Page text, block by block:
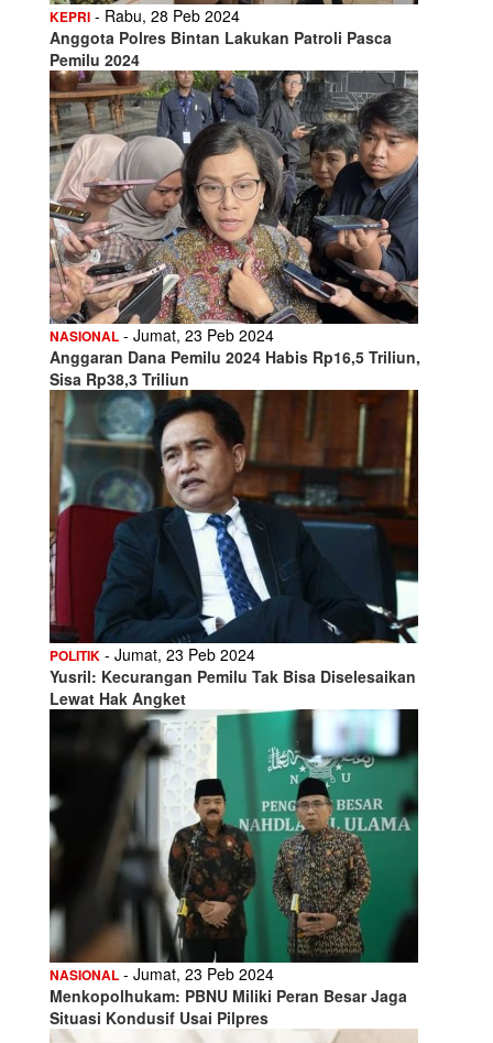
KEPRI - Rabu, 28 Peb 2024
Anggota Polres Bintan Lakukan Patroli Pasca
Pemilu 2024
NASIONAL - Jumat, 23 Peb 2024
Anggaran Dana Pemilu 2024 Habis Rp16,5 Triliun,
Sisa Rp38,3 Triliun
POLITIK - Jumat, 23 Peb 2024
Yusril: Kecurangan Pemilu Tak Bisa Diselesaikan
Lewat Hak Angket
NASIONAL - Jumat, 23 Peb 2024
Menkopolhukam: PBNU Miliki Peran Besar Jaga
Situasi Kondusif Usai Pilpres